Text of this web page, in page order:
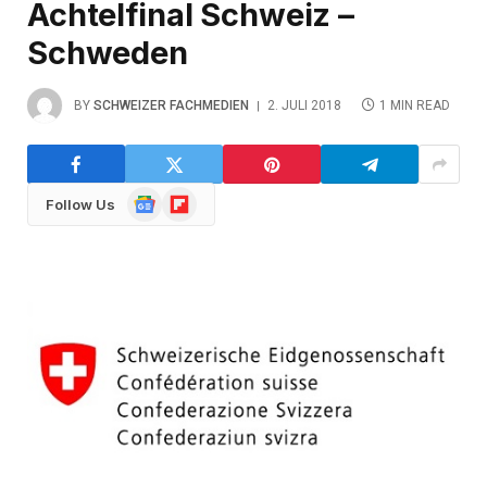
Achtelfinal Schweiz –
Schweden
BY SCHWEIZER FACHMEDIEN 2. JULI 2018 1 MIN READ
Follow Us
GoogleFlipboard